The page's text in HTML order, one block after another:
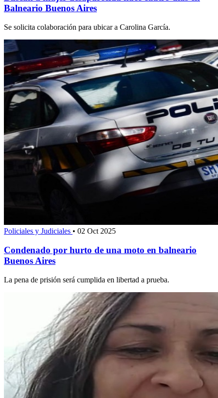
Balneario Buenos Aires
Se solicita colaboración para ubicar a Carolina García.
Policiales y Judiciales • 02 Oct 2025
Condenado por hurto de una moto en balneario
Buenos Aires
La pena de prisión será cumplida en libertad a prueba.